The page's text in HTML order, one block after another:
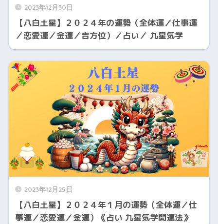
2023年12月30日
【八白土星】２０２４年の運勢（全体運／仕事運
／恋愛運／金運／吉方位）／占い／ 九星気学
2023年12月25日
【八白土星】２０２４年１月の運勢（全体運／仕
事運／恋愛運／金運）《占い 九星気学開運法》